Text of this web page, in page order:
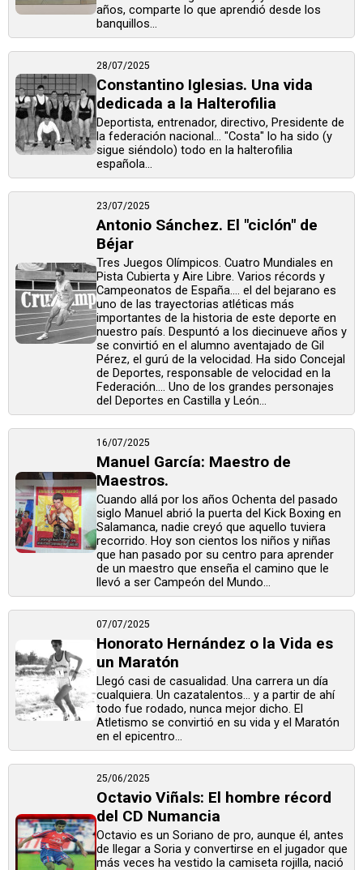
años, comparte lo que aprendió desde los
banquillos...
28/07/2025
Constantino Iglesias. Una vida
dedicada a la Halterofilia
Deportista, entrenador, directivo, Presidente de
la federación nacional... "Costa" lo ha sido (y
sigue siéndolo) todo en la halterofilia
española...
23/07/2025
Antonio Sánchez. El "ciclón" de
Béjar
Tres Juegos Olímpicos. Cuatro Mundiales en
Pista Cubierta y Aire Libre. Varios récords y
Campeonatos de España.... el del bejarano es
uno de las trayectorias atléticas más
importantes de la historia de este deporte en
nuestro país. Despuntó a los diecinueve años y
se convirtió en el alumno aventajado de Gil
Pérez, el gurú de la velocidad. Ha sido Concejal
de Deportes, responsable de velocidad en la
Federación.... Uno de los grandes personajes
del Deportes en Castilla y León...
16/07/2025
Manuel García: Maestro de
Maestros.
Cuando allá por los años Ochenta del pasado
siglo Manuel abrió la puerta del Kick Boxing en
Salamanca, nadie creyó que aquello tuviera
recorrido. Hoy son cientos los niños y niñas
que han pasado por su centro para aprender
de un maestro que enseña el camino que le
llevó a ser Campeón del Mundo...
07/07/2025
Honorato Hernández o la Vida es
un Maratón
Llegó casi de casualidad. Una carrera un día
cualquiera. Un cazatalentos... y a partir de ahí
todo fue rodado, nunca mejor dicho. El
Atletismo se convirtió en su vida y el Maratón
en el epicentro...
25/06/2025
Octavio Viñals: El hombre récord
del CD Numancia
Octavio es un Soriano de pro, aunque él, antes
de llegar a Soria y convertirse en el jugador que
más veces ha vestido la camiseta rojilla, nació